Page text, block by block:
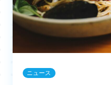
ニュース